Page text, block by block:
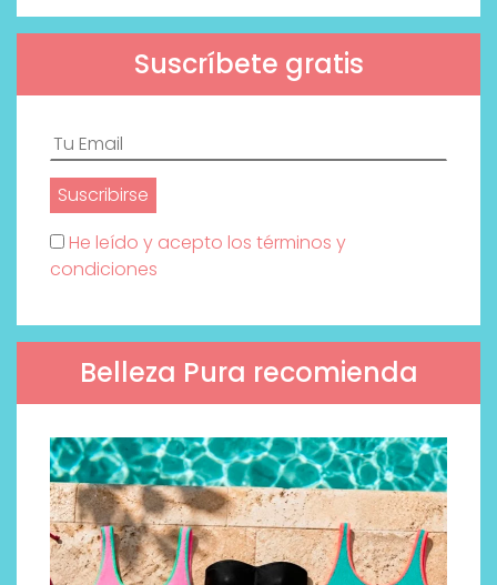
Suscríbete gratis
He leído y acepto los términos y
condiciones
Belleza Pura recomienda